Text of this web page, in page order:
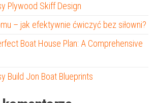
Plywood Skiff Design
– jak efektywnie ćwiczyć bez siłowni?
Boat House Plan: A Comprehensive
Build Jon Boat Blueprints